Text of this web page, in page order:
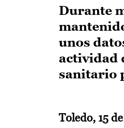
Durante
unos
actividad
sanitario
Toledo, 15